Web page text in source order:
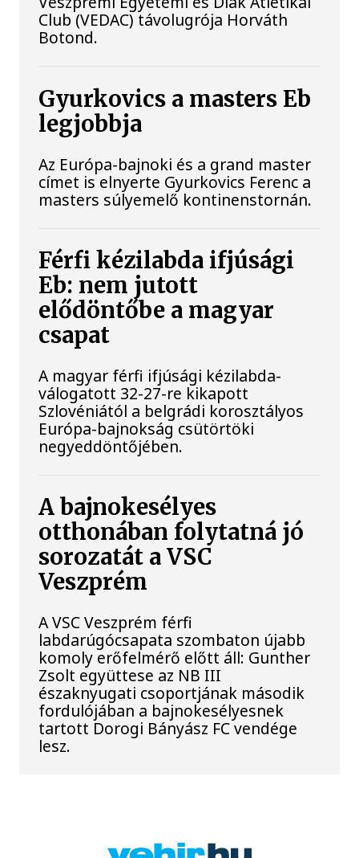
Club (VEDAC) távolugrója Horváth
Botond.
Gyurkovics a masters Eb
legjobbja
Az Európa-bajnoki és a grand master
címet is elnyerte Gyurkovics Ferenc a
masters súlyemelő kontinenstornán.
Férfi kézilabda ifjúsági
Eb: nem jutott
elődöntőbe a magyar
csapat
A magyar férfi ifjúsági kézilabda-
válogatott 32-27-re kikapott
Szlovéniától a belgrádi korosztályos
Európa-bajnokság csütörtöki
negyeddöntőjében.
A bajnokesélyes
otthonában folytatná jó
sorozatát a VSC
Veszprém
A VSC Veszprém férfi
labdarúgócsapata szombaton újabb
komoly erőfelmérő előtt áll: Gunther
Zsolt együttese az NB III
északnyugati csoportjának második
fordulójában a bajnokesélyesnek
tartott Dorogi Bányász FC vendége
lesz.